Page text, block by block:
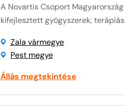
A Novartis Csoport
kifejlesztett gyógyszerek, terápiás
Zala vármegye
Pest megye
Állás megtekintése